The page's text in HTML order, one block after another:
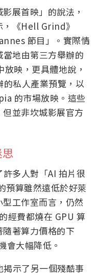
展首映」的說法，
《Hell Grind》
節目」。實際情
地由第三方舉辦的
映，更具體地說，
私人產業預覽，以
的市場放映。這些
並非坎城影展官方
多人對「AI 拍片很
預算雖然遠低於好萊
工作室而言，仍然
經費都燒在 GPU 算
著算力價格的下
會大幅降低。
示了另一個殘酷事